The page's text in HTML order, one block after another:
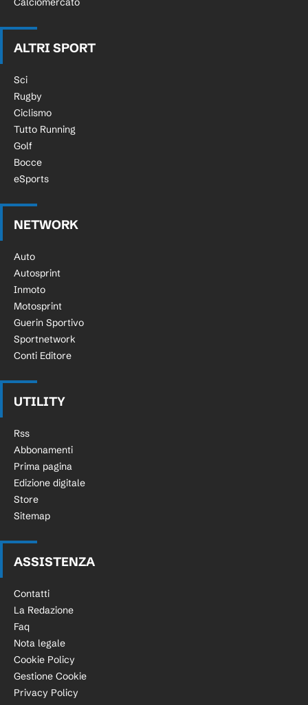
ALTRI SPORT
Sci
Rugby
Ciclismo
Tutto Running
Golf
Bocce
eSports
NETWORK
Auto
Autosprint
Inmoto
Motosprint
Guerin Sportivo
Sportnetwork
Conti Editore
UTILITY
Rss
Abbonamenti
Prima pagina
Edizione digitale
Store
Sitemap
ASSISTENZA
Contatti
La Redazione
Faq
Nota legale
Cookie Policy
Gestione Cookie
Privacy Policy